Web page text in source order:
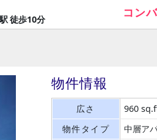
徒歩10分 コン
物件情報
広さ 960
物件タイプ
中層ア